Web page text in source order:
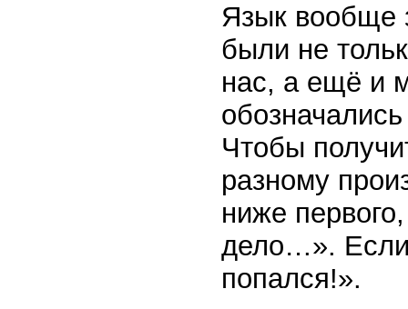
Язык вообще
были не
нас, а ещё и
Чтобы
разному
ниже
дело…». Если
попался!».